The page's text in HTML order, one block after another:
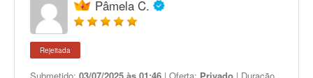
Pâmela C.
Rejeitada